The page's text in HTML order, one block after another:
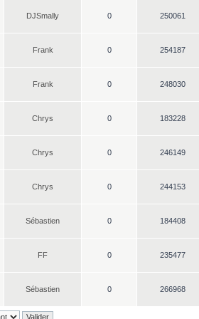
DJSmally 0 250061
Frank 0 254187
Frank 0 248030
Chrys 0 183228
Chrys 0 246149
Chrys 0 244153
Sébastien 0 184408
FF 0 235477
Sébastien 0 266968